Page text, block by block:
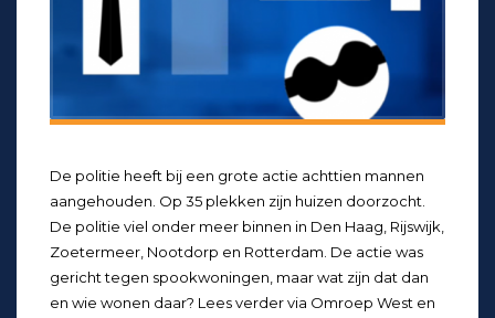
De politie heeft bij een grote actie achttien mannen
aangehouden. Op 35 plekken zijn huizen doorzocht.
De politie viel onder meer binnen in Den Haag, Rijswijk,
Zoetermeer, Nootdorp en Rotterdam. De actie was
gericht tegen spookwoningen, maar wat zijn dat dan
en wie wonen daar? Lees verder via Omroep West en